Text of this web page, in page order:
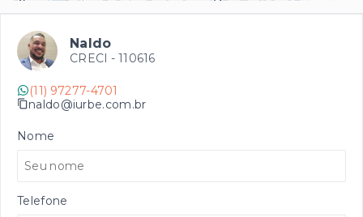
Naldo
CRECI - 110616
(11) 97277-4701
naldo@iurbe.com.br
Nome
Telefone